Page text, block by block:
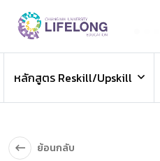
ข่าวประ
ข่าวสารองค์กร ข่าวสารกิจกรรม
หลักสูตร Reskill/Upskill
ย้อนกลับ